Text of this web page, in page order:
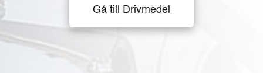
Gå till Drivmedel